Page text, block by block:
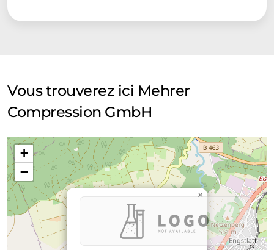
Vous trouverez ici Mehrer
Compression GmbH
×
+
−